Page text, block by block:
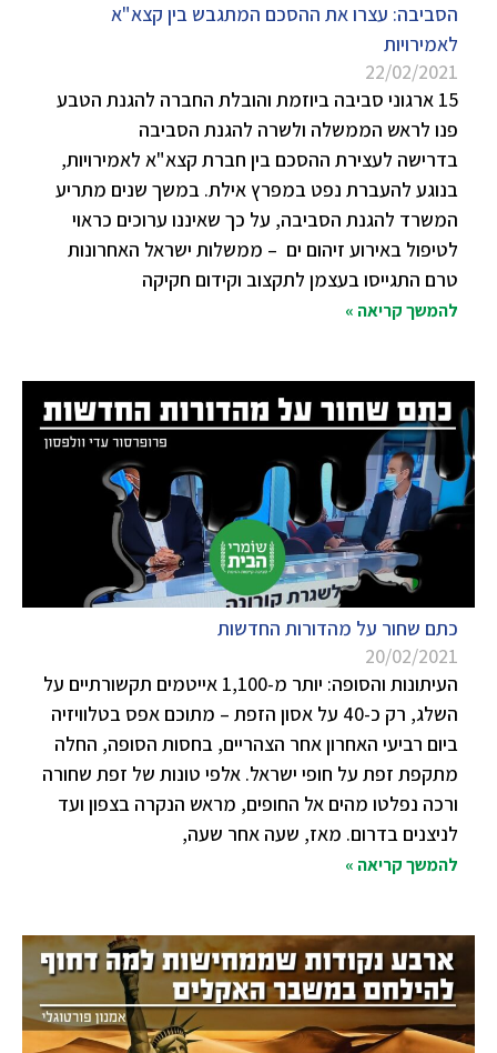
הסביבה: עצרו את ההסכם המתגבש בין קצא"א
לאמירויות
22/02/2021
15 ארגוני סביבה ביוזמת והובלת החברה להגנת הטבע
פנו לראש הממשלה ולשרה להגנת הסביבה
בדרישה לעצירת ההסכם בין חברת קצא"א לאמירויות,
בנוגע להעברת נפט במפרץ אילת. במשך שנים מתריע
המשרד להגנת הסביבה, על כך שאיננו ערוכים כראוי
לטיפול באירוע זיהום ים – ממשלות ישראל האחרונות
טרם התגייסו בעצמן לתקצוב וקידום חקיקה
להמשך קריאה »
כתם שחור על מהדורות החדשות
20/02/2021
העיתונות והסופה: יותר מ-1,100 אייטמים תקשורתיים על
השלג, רק כ-40 על אסון הזפת – מתוכם אפס בטלוויזיה
ביום רביעי האחרון אחר הצהריים, בחסות הסופה, החלה
מתקפת זפת על חופי ישראל. אלפי טונות של זפת שחורה
ורכה נפלטו מהים אל החופים, מראש הנקרה בצפון ועד
לניצנים בדרום. מאז, שעה אחר שעה,
להמשך קריאה »